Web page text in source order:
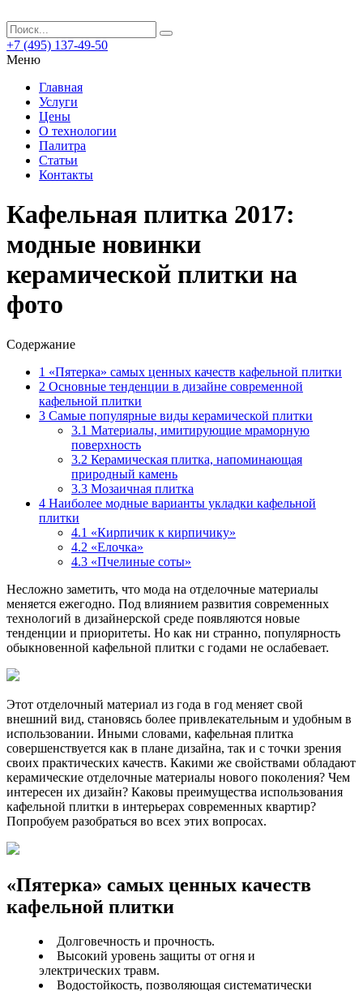
+7 (495) 137-49-50
Меню
Главная
Услуги
Цены
О технологии
Палитра
Статьи
Контакты
Кафельная плитка 2017:
модные новинки
керамической плитки на
фото
Содержание
1 «Пятерка» самых ценных качеств кафельной плитки
2 Основные тенденции в дизайне современной
кафельной плитки
3 Самые популярные виды керамической плитки
3.1 Материалы, имитирующие мраморную
поверхность
3.2 Керамическая плитка, напоминающая
природный камень
3.3 Мозаичная плитка
4 Наиболее модные варианты укладки кафельной
плитки
4.1 «Кирпичик к кирпичику»
4.2 «Елочка»
4.3 «Пчелиные соты»
Несложно заметить, что мода на отделочные материалы
меняется ежегодно. Под влиянием развития современных
технологий в дизайнерской среде появляются новые
тенденции и приоритеты. Но как ни странно, популярность
обыкновенной кафельной плитки с годами не ослабевает.
Этот отделочный материал из года в год меняет свой
внешний вид, становясь более привлекательным и удобным в
использовании. Иными словами, кафельная плитка
совершенствуется как в плане дизайна, так и с точки зрения
своих практических качеств. Какими же свойствами обладают
керамические отделочные материалы нового поколения? Чем
интересен их дизайн? Каковы преимущества использования
кафельной плитки в интерьерах современных квартир?
Попробуем разобраться во всех этих вопросах.
«Пятерка» самых ценных качеств
кафельной плитки
Долговечность и прочность.
Высокий уровень защиты от огня и
электрических травм.
Водостойкость, позволяющая систематически